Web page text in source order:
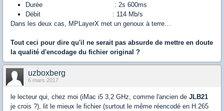
Durée : 2s 600ms
Débit : 114 Mb/s
Dans les deux cas, MPLayerX met un genoux à terre…
Tout ceci pour dire qu'il ne serait pas absurde de mettre en doute
la qualité d'encodage du fichier original ?
uzboxberg
6 mars 2017
le lecteur qui, chez moi (iMac i5 3,2 GHz, comme l'ancien de JLB21
je crois ?), lit le mieux le fichier (surtout le même réencodé en H.265